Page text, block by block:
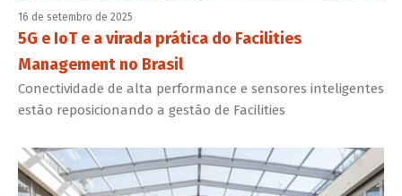
16 de setembro de 2025
5G e IoT e a virada prática do Facilities
Management no Brasil
Conectividade de alta performance e sensores inteligentes
estão reposicionando a gestão de Facilities